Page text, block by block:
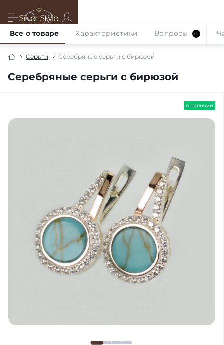
Серьги Серебряные серьги с бирюзой
Серебряные серьги с бирюзой
Все о товаре Характеристики Вопросы 0
в наличии